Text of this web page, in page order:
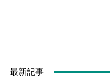
最新記事